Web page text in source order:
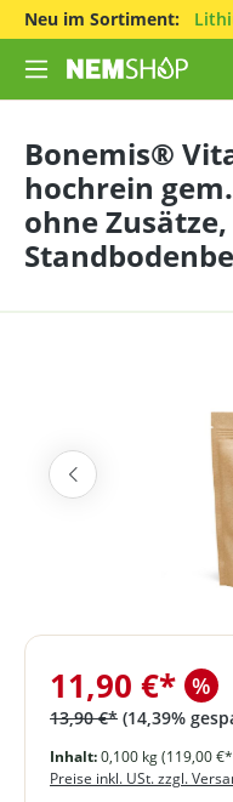
Neu im Sortiment:
Bonemis®
hochrein
ohne
11,90 €* %
13,90 €* (14,39%
Inhalt:0,100 kg(119,00
Preise inkl. USt. zzgl.